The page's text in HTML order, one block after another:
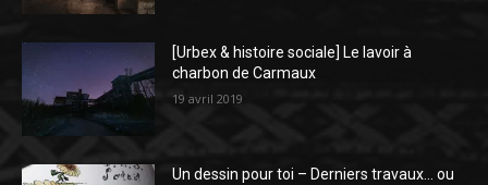
[Urbex & histoire sociale] Le lavoir à
charbon de Carmaux
19 avril 2019
Un dessin pour toi – Derniers travaux… ou